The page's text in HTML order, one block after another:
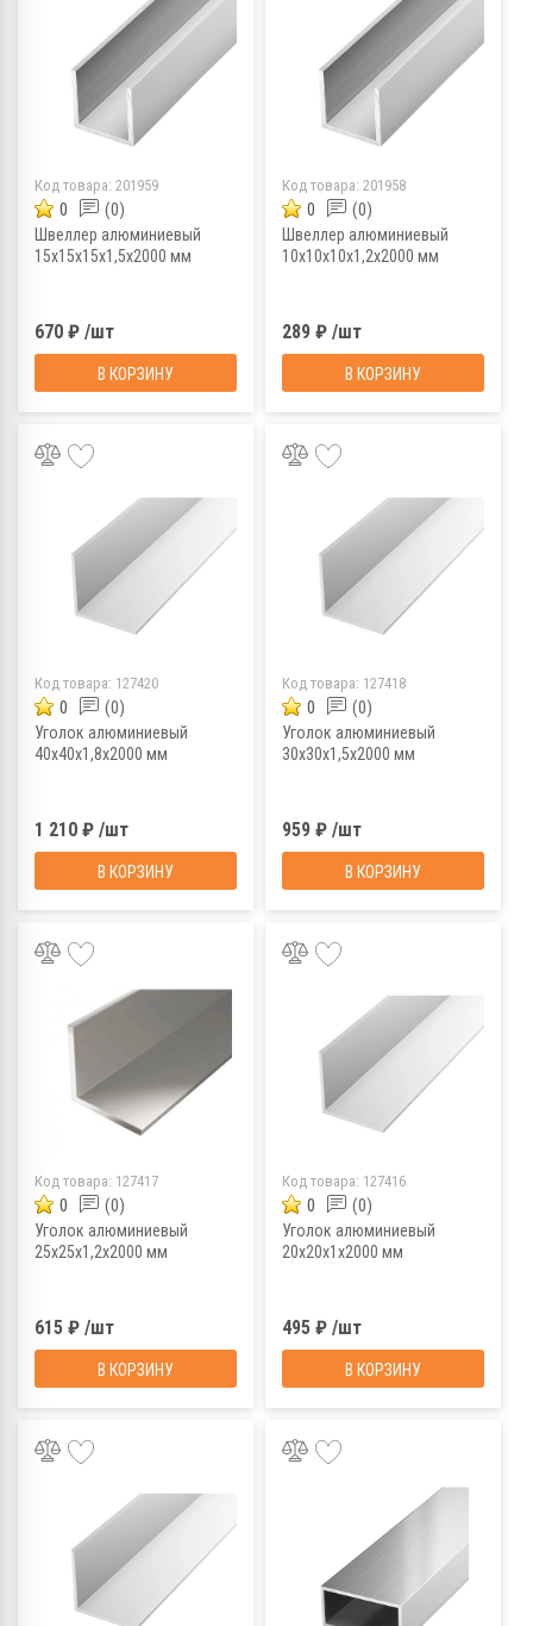
Код товара: 201959
0 (0)
Швеллер алюминиевый
15х15х15х1,5х2000 мм
670 ₽ /шт
В КОРЗИНУ
Код товара: 201958
0 (0)
Швеллер алюминиевый
10х10х10х1,2х2000 мм
289 ₽ /шт
В КОРЗИНУ
Код товара: 127420
0 (0)
Уголок алюминиевый
40х40х1,8х2000 мм
1 210 ₽ /шт
В КОРЗИНУ
Код товара: 127418
0 (0)
Уголок алюминиевый
30х30х1,5х2000 мм
959 ₽ /шт
В КОРЗИНУ
Код товара: 127417
0 (0)
Уголок алюминиевый
25х25х1,2х2000 мм
615 ₽ /шт
В КОРЗИНУ
Код товара: 127416
0 (0)
Уголок алюминиевый
20х20х1х2000 мм
495 ₽ /шт
В КОРЗИНУ